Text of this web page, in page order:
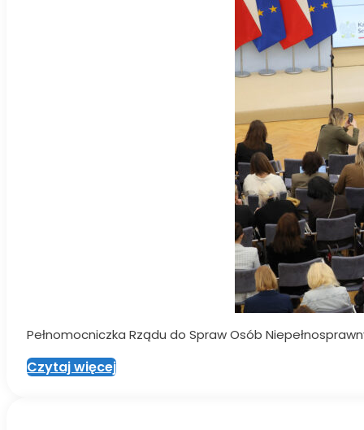
Pełnomocniczka Rządu do Spraw Osób
Czytaj więcej